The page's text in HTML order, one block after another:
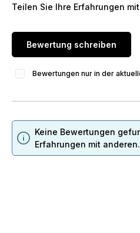
Teilen Sie Ihre Erfahrungen
Bewertung schreiben
Bewertungen nur in der
Keine Bewertungen
Erfahrungen mit anderen.